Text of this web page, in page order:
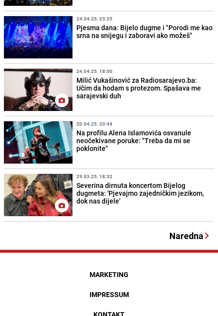
24.04.25. 23:25
Pjesma dana: Bijelo dugme i "Porodi me kao
srna na snijegu i zaboravi ako možeš"
24.04.25. 18:00
Milić Vukašinović za Radiosarajevo.ba:
Učim da hodam s protezom. Spašava me
sarajevski duh
20.04.25. 20:44
Na profilu Alena Islamovića osvanule
neočekivane poruke: "Treba da mi se
poklonite"
29.03.25. 18:32
Severina dirnuta koncertom Bijelog
dugmeta: 'Pjevajmo zajedničkim jezikom,
dok nas dijele'
Naredna
MARKETING
IMPRESSUM